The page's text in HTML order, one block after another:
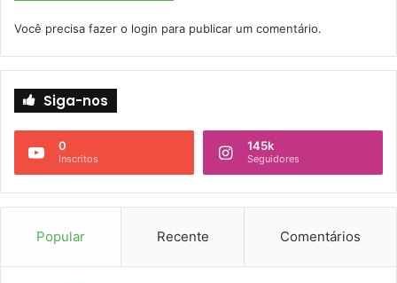
Você precisa fazer o login para publicar um comentário.
Siga-nos
0
Inscritos
145k
Seguidores
Popular Recente Comentários